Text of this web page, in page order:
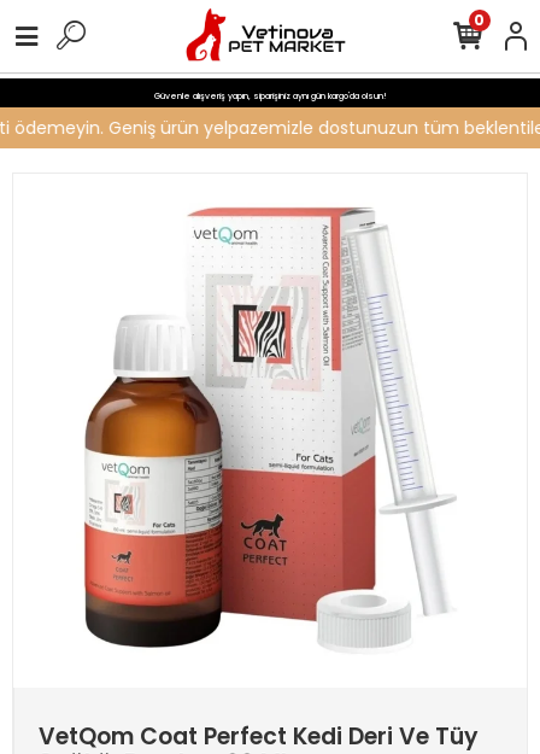
Güvenle alışveriş yapın, siparişiniz aynı gün kargo'da olsun!
Geniş ürün yelpazemizle dostunuzun tüm
0
VetQom Coat Perfect Kedi Deri Ve Tüy